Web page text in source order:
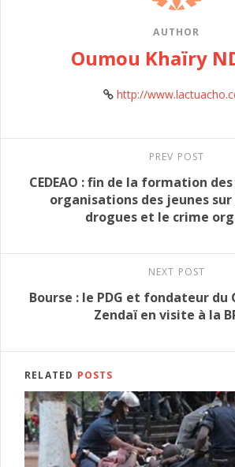
AUTHOR
Oumou Khaïry
http://
PREV POST
CEDEAO : fin de la formation
organisations des jeunes
drogues et le crime
NEXT POST
Bourse : le PDG et fondateur du
Zendaï en visite à la
RELATED POSTS